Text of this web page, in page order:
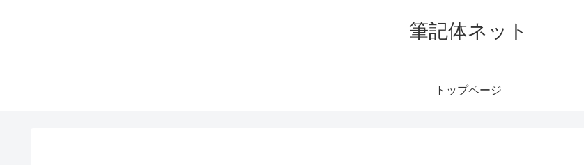
筆記体ネット
トップページ